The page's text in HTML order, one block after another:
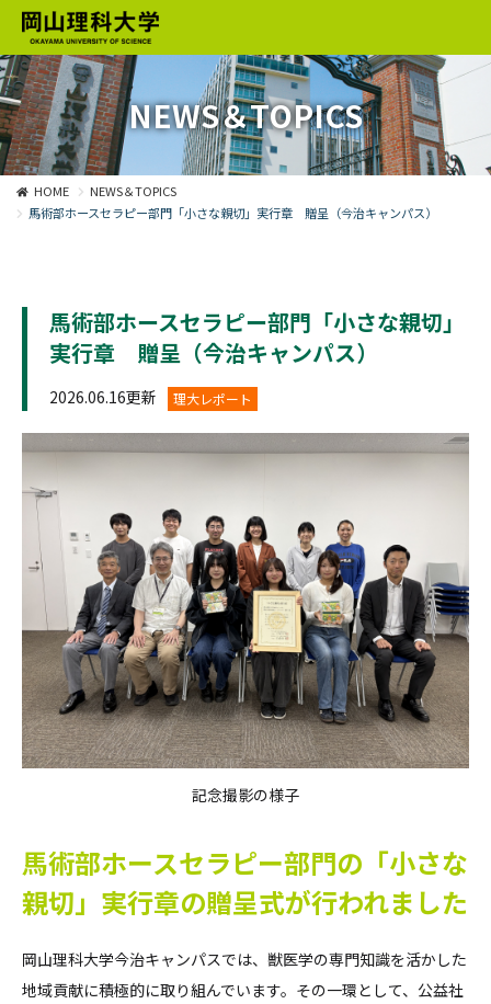
NEWS＆TOPICS
HOME
NEWS＆TOPICS
馬術部ホースセラピー部門「小さな親切」実行章 贈呈（今治キャンパス）
馬術部ホースセラピー部門「小さな親切」
実行章 贈呈（今治キャンパス）
2026.06.16更新 理大レポート
記念撮影の様子
馬術部ホースセラピー部門の「小さな
親切」実行章の贈呈式が行われました
岡山理科大学今治キャンパスでは、獣医学の専門知識を活かした
地域貢献に積極的に取り組んでいます。その一環として、公益社